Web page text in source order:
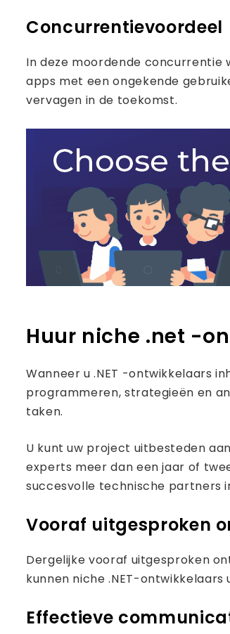
Concurrentievoordeel
In deze moordende concurrentie
apps met een ongekende
vervagen in de toekomst.
Huur niche .net -
Wanneer u .NET -ontwikkelaars
programmeren, strategieën en
taken.
U kunt uw project uitbesteden
experts meer dan een jaar of
succesvolle technische partners
Vooraf uitgesproken
Dergelijke vooraf uitgesproken
kunnen niche .NET-
Effectieve